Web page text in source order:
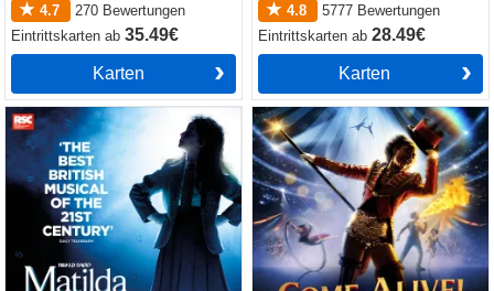
4.7
270 Bewertungen
Eintrittskartenab35.49€
Karten
4.8
5777 Bewertungen
Eintrittskartenab28.49€
Karten
Matilda The Musical
Come Alive! The Greatest
Showman Circus Spectacular